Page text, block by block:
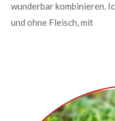
wunderbar kombinieren.
und ohne Fleisch, mit